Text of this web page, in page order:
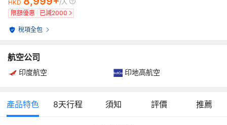
HKD
/人
限額優惠
已減2000
稅項全包
航空公司
印度航空 印地高航空
產品特色 8天行程 須知 評價 推薦